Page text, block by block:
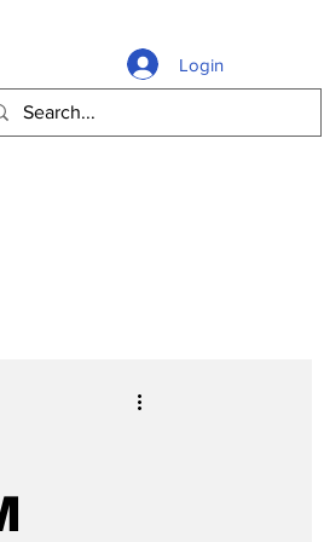
Login